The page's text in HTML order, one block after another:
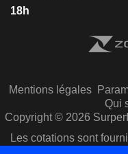
18h
Mentions légales
Qui
Copyright © 2026
Les cotations sont